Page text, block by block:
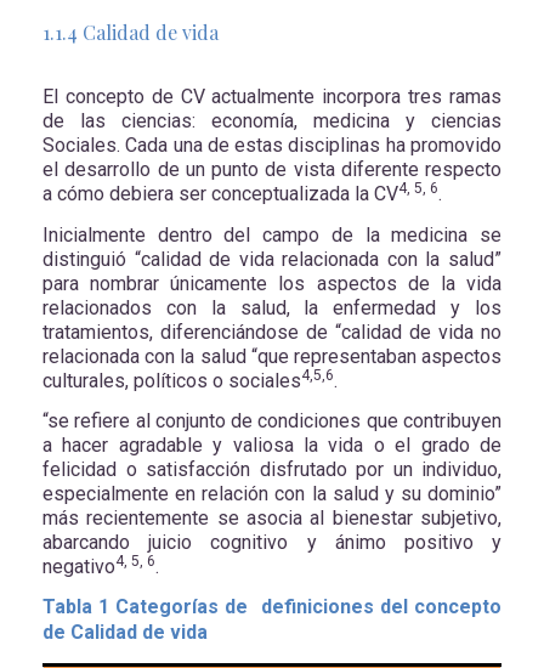
1.1.4 Calidad de vida
El concepto de CV actualmente incorpora tres ramas
de las ciencias: economía, medicina y ciencias
Sociales. Cada una de estas disciplinas ha promovido
el desarrollo de un punto de vista diferente respecto
a cómo debiera ser conceptualizada la CV4, 5, 6.
Inicialmente dentro del campo de la medicina se
distinguió “calidad de vida relacionada con la salud”
para nombrar únicamente los aspectos de la vida
relacionados con la salud, la enfermedad y los
tratamientos, diferenciándose de “calidad de vida no
relacionada con la salud “que representaban aspectos
culturales, políticos o sociales4,5,6.
“se refiere al conjunto de condiciones que contribuyen
a hacer agradable y valiosa la vida o el grado de
felicidad o satisfacción disfrutado por un individuo,
especialmente en relación con la salud y su dominio”
más recientemente se asocia al bienestar subjetivo,
abarcando juicio cognitivo y ánimo positivo y
negativo4, 5, 6.
Tabla 1 Categorías de definiciones del concepto
de Calidad de vida